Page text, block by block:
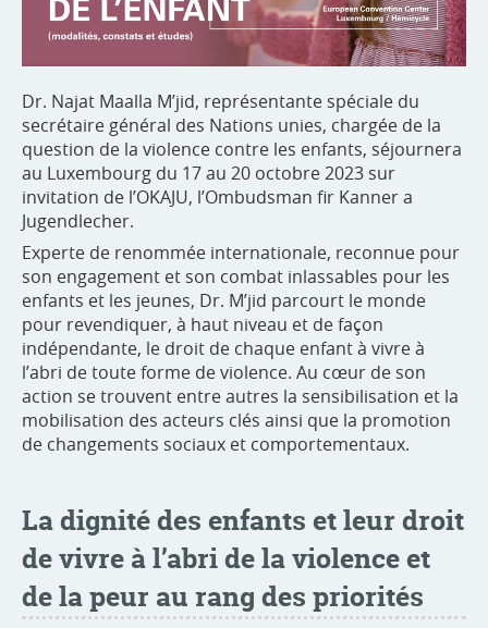
Dr. Najat Maalla M’jid, représentante spéciale du
secrétaire général des Nations unies, chargée de la
question de la violence contre les enfants, séjournera
au Luxembourg du 17 au 20 octobre 2023 sur
invitation de l’OKAJU, l’Ombudsman fir Kanner a
Jugendlecher.
Experte de renommée internationale, reconnue pour
son engagement et son combat inlassables pour les
enfants et les jeunes, Dr. M’jid parcourt le monde
pour revendiquer, à haut niveau et de façon
indépendante, le droit de chaque enfant à vivre à
l’abri de toute forme de violence. Au cœur de son
action se trouvent entre autres la sensibilisation et la
mobilisation des acteurs clés ainsi que la promotion
de changements sociaux et comportementaux.
La dignité des enfants et leur droit
de vivre à l’abri de la violence et
de la peur au rang des priorités